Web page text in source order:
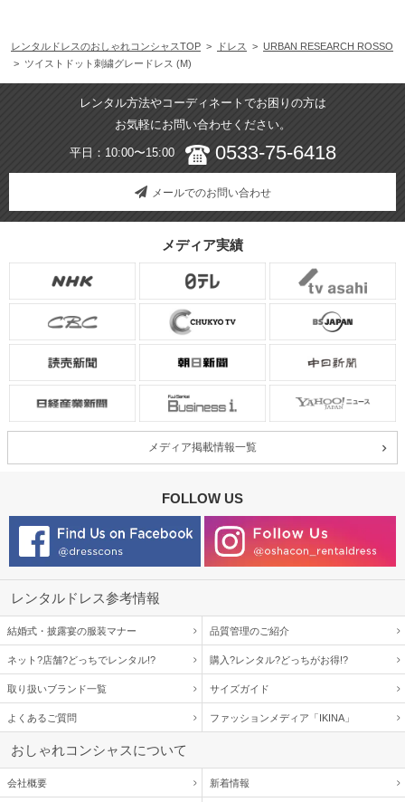
レンタルドレスのおしゃれコンシャスTOP > ドレス > URBAN RESEARCH ROSSO
> ツイストドット刺繍グレードレス (M)
レンタル方法やコーディネートでお困りの方は
お気軽にお問い合わせください。
平日：10:00〜15:00 0533-75-6418
メールでのお問い合わせ
メディア実績
メディア掲載情報一覧
FOLLOW US
レンタルドレス参考情報
結婚式・披露宴の服装マナー 品質管理のご紹介
ネット?店舗?どっちでレンタル!? 購入?レンタル?どっちがお得!?
取り扱いブランド一覧 サイズガイド
よくあるご質問 ファッションメディア「IKINA」
おしゃれコンシャスについて
会社概要 新着情報